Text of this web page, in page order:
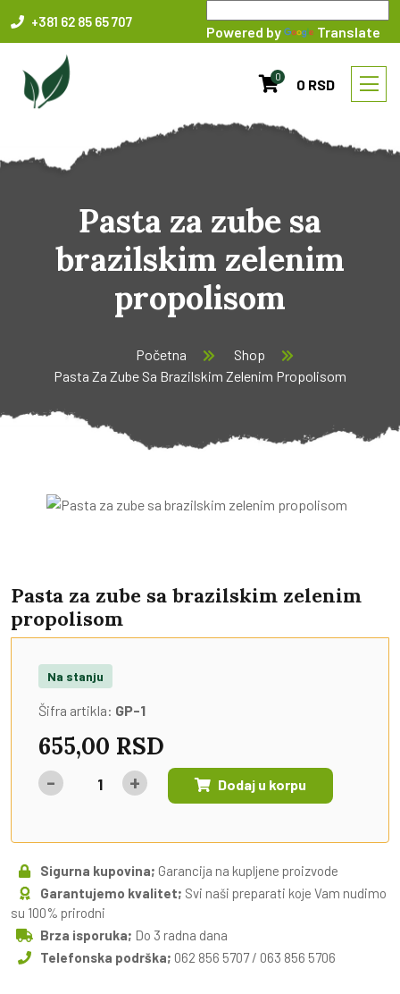
+381 62 85 65 707
Powered by Translate
0 0 RSD
Pasta za zube sa
brazilskim zelenim
propolisom
Početna
Shop
Pasta Za Zube Sa Brazilskim Zelenim Propolisom
Pasta za zube sa brazilskim zelenim
propolisom
Na stanju
Šifra artikla: GP-1
655,00 RSD
- + Dodaj u korpu
Sigurna kupovina; Garancija na kupljene proizvode
Garantujemo kvalitet; Svi naši preparati koje Vam nudimo
su 100% prirodni
Brza isporuka; Do 3 radna dana
Telefonska podrška; 062 856 5707 / 063 856 5706